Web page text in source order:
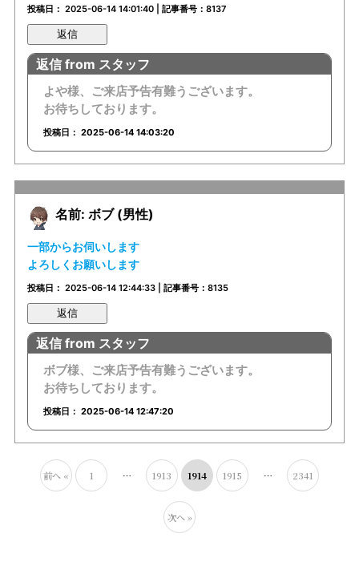
投稿日： 2025-06-14 14:01:40 | 記事番号：8137
返信
返信 from スタッフ
よや様、ご来店予告有難うございます。
お待ちしております。
投稿日： 2025-06-14 14:03:20
名前: ボブ (男性)
一部からお伺いします
よろしくお願いします
投稿日： 2025-06-14 12:44:33 | 記事番号：8135
返信
返信 from スタッフ
ボブ様、ご来店予告有難うございます。
お待ちしております。
投稿日： 2025-06-14 12:47:20
前へ « 1 … 1913 1914 1915 … 2341
次へ »